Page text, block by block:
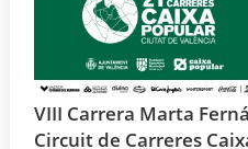
VIII Carrera Marta
Circuit de Carreres